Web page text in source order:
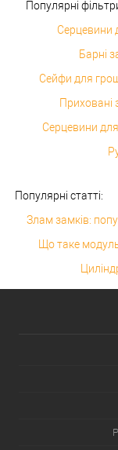
Популярні
Серцевини
Барні
Сейфи для
Приховані
Серцевини
Популярні статті:
Злам замків:
Що таке